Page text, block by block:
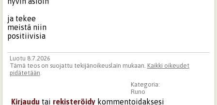
ja tekee
meistä niin
positiivisia
Luotu 8.7.2026
Tämä teos on suojattu tekijänoikeuslain mukaan. Kaikki oikeudet
pidätetään.
Kategoria:
Runo
Kirjaudu tai rekisteröidy kommentoidaksesi